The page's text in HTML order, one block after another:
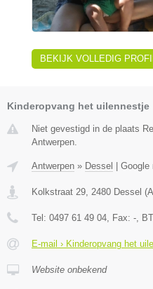
BEKIJK VOLLEDIG
Kinderopvang het uilennestje
Niet gevestigd in de plaats
Antwerpen.
Antwerpen » Dessel Google
Kolkstraat 29, 2480 Dessel (
Tel: 0497 61 49 04, Fax: -,
E-mail › Kinderopvang het
Website onbekend